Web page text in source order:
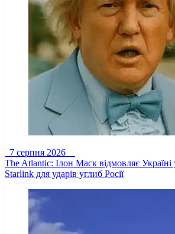
7 серпня 2026
The Atlantic: Ілон Маск відмовляє Україні
Starlink для ударів углиб Росії